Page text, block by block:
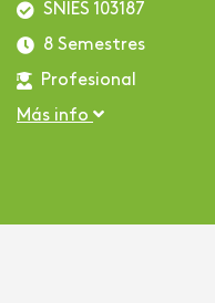
SNIES 103187
8 Semestres
Profesional
Más info